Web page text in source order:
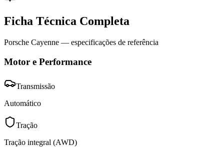
Ficha Técnica Completa
Porsche Cayenne — especificações de referência
Motor e Performance
Transmissão
Automático
Tração
Tração integral (AWD)